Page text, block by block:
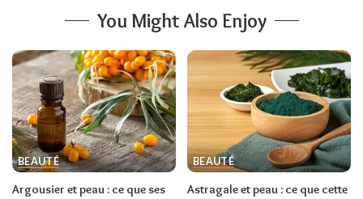
You Might Also Enjoy
BEAUTÉ
Argousier et peau : ce que ses
BEAUTÉ
Astragale et peau : ce que cette